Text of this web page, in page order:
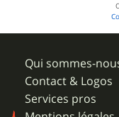
Qui sommes-
Contact & Logos
Services pros